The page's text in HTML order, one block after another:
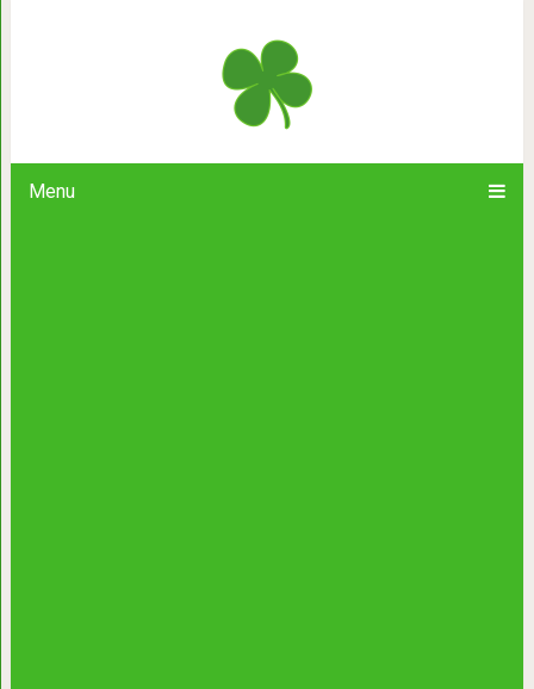
Menu
Орки не смогли преодолеть
построенные более